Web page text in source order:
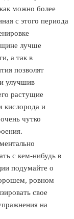
можно более
с этого периода
лучше
а так в
позволят
улучшив
растущие
кислорода и
чутко
с кем-нибудь в
подумайте о
ровном
свое
на